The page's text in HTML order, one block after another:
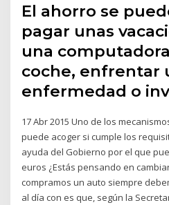
El ahorro se
pagar unas
una
coche, enfrentar
enfermedad o
17 Abr 2015 Uno de los
puede acoger si cumple los
ayuda del Gobierno por el que
euros ¿Estás pensando en
compramos un auto siempre
al día con es que, según la